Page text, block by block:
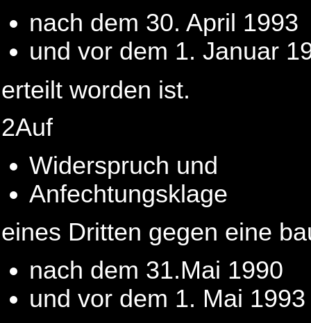
nach dem 30. April 1993
und vor dem 1. Januar
erteilt worden ist.
2Auf
Widerspruch und
Anfechtungsklage
eines Dritten gegen eine
nach dem 31.Mai 1990
und vor dem 1. Mai 1993